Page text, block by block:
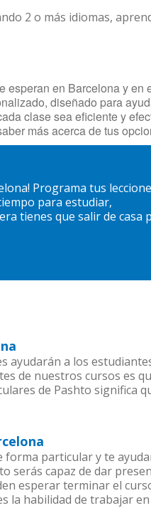
2 o más idiomas,
en Barcelona y
diseñado para
clase sea eficiente y
más acerca de tus
Programa tus
para estudiar,
tienes que salir de casa
a los
de nuestros cursos es
de Pashto significa
particular y te
capaz de dar
esperar terminar el
la habilidad de trabajar